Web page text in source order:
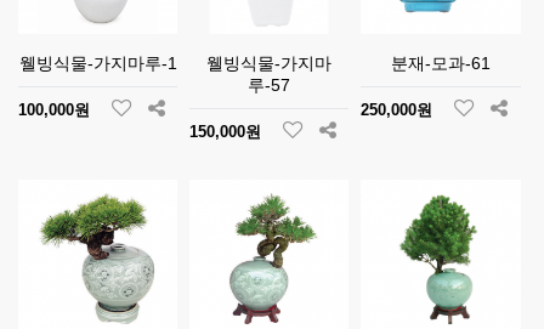
웰빙식물-가지마루-1
100,000원
웰빙식물-가지마
루-57
150,000원
분재-모과-61
250,000원